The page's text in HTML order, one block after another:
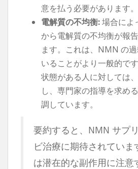
意を払う必要があります。
電解質の不均衡:場合によ
から電解質の不均衡が報
ます。これは、NMN の
いることがより一般的で
状態がある人に対しては
し、専門家の指導を求め
調しています。
要約すると、NMN サプ
ビ治療に期待されていま
は潜在的な副作用に注意